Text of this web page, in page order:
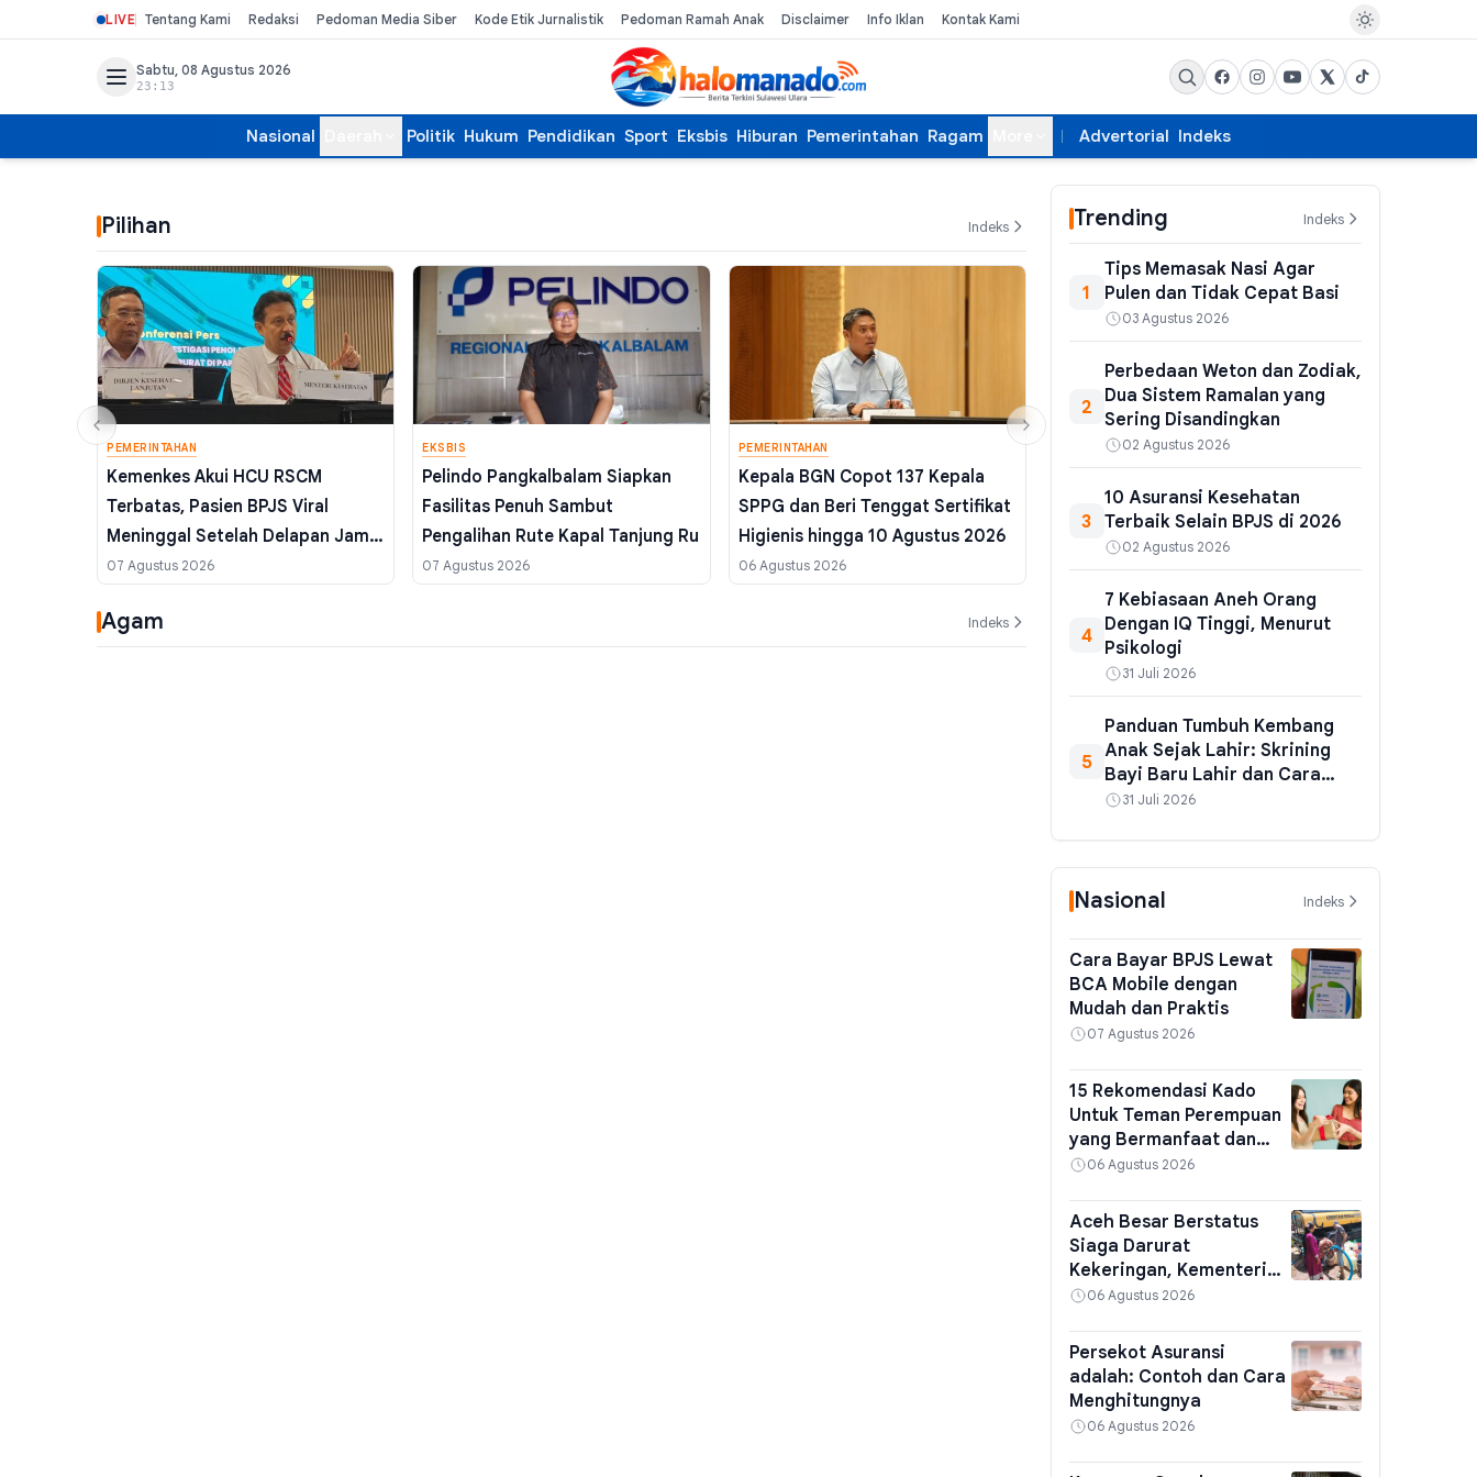
LIVE Tentang Kami Redaksi Pedoman Media Siber Kode Etik Jurnalistik Pedoman Ramah Anak Disclaimer Info Iklan Kontak Kami
Sabtu, 08 Agustus 2026
23:13
Nasional Politik Hukum Pendidikan Sport Eksbis Hiburan Pemerintahan Ragam Advertorial Indeks
Pilihan Indeks
PEMERINTAHAN
Kemenkes Akui HCU RSCM
Terbatas, Pasien BPJS Viral
Meninggal Setelah Delapan Jam
Menunggu Ruang Perawatan
07 Agustus 2026
EKSBIS
Pelindo Pangkalbalam Siapkan
Fasilitas Penuh Sambut
Pengalihan Rute Kapal Tanjung Ru
07 Agustus 2026
PEMERINTAHAN
Kepala BGN Copot 137 Kepala
SPPG dan Beri Tenggat Sertifikat
Higienis hingga 10 Agustus 2026
06 Agustus 2026
Kemenkeu Ambil Alih 60% Saham
KCIC dari Konsorsium BUMN,
Target Rampung September
06 Agustus 2026
Agam Indeks
Trending Indeks
1
Tips Memasak Nasi Agar
Pulen dan Tidak Cepat Basi
03 Agustus 2026
2
Perbedaan Weton dan Zodiak,
Dua Sistem Ramalan yang
Sering Disandingkan
02 Agustus 2026
3
10 Asuransi Kesehatan
Terbaik Selain BPJS di 2026
02 Agustus 2026
4
7 Kebiasaan Aneh Orang
Dengan IQ Tinggi, Menurut
Psikologi
31 Juli 2026
5
Panduan Tumbuh Kembang
Anak Sejak Lahir: Skrining
Bayi Baru Lahir dan Cara
Pantau yang Benar
31 Juli 2026
Nasional Indeks
Cara Bayar BPJS Lewat
BCA Mobile dengan
Mudah dan Praktis
07 Agustus 2026
15 Rekomendasi Kado
Untuk Teman Perempuan
yang Bermanfaat dan
Berkesan
06 Agustus 2026
Aceh Besar Berstatus
Siaga Darurat
Kekeringan, Kementerian
PU Kirim Air Bersih
06 Agustus 2026
Persekot Asuransi
adalah: Contoh dan Cara
Menghitungnya
06 Agustus 2026